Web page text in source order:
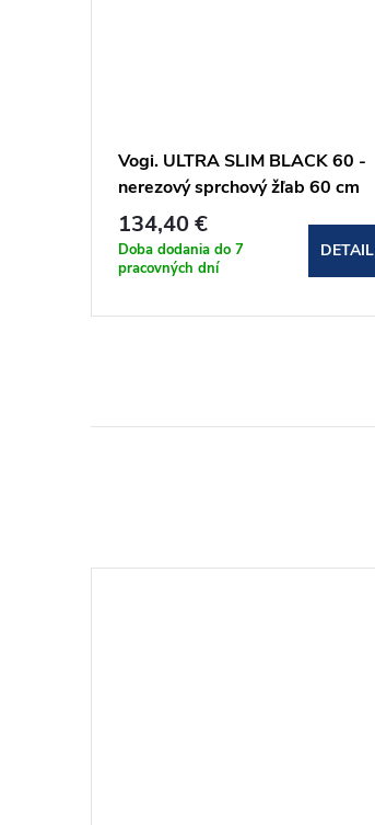
Vogi. ULTRA SLIM BLACK 60 -
nerezový sprchový žľab 60 cm
(S60set.BLACK)
134,40 €
Doba dodania do 7
pracovných dní
DETAIL